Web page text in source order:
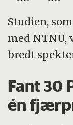
Studien,
med NTNU,
bredt
Fant 30
én